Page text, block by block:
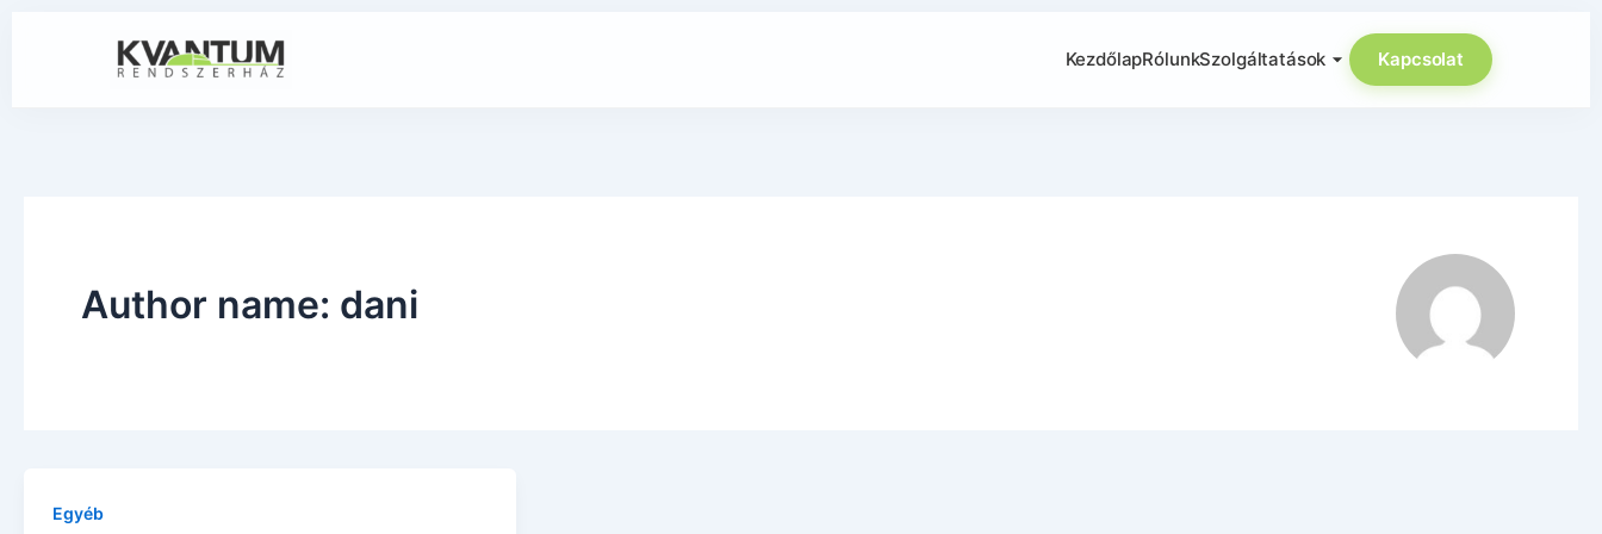
KezdőlapRólunkSzolgáltatások Kapcsolat
Author name: dani
Egyéb